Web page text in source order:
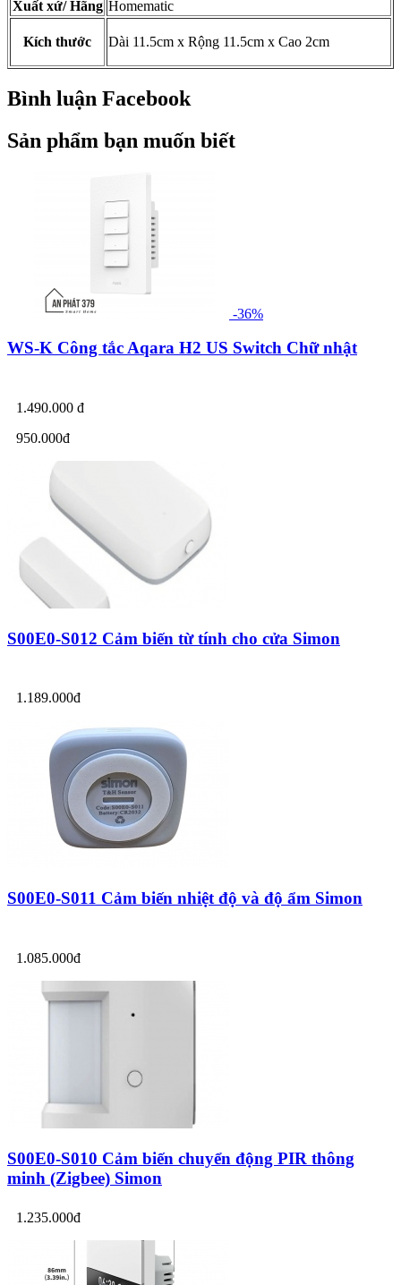
Xuất xứ/ Hãng Homematic
Kích thước Dài 11.5cm x Rộng 11.5cm x Cao 2cm
Bình luận Facebook
Sản phẩm bạn muốn biết
-36%
WS-K Công tắc Aqara H2 US Switch Chữ nhật
1.490.000 đ
950.000đ
S00E0-S012 Cảm biến từ tính cho cửa Simon
1.189.000đ
S00E0-S011 Cảm biến nhiệt độ và độ ẩm Simon
1.085.000đ
S00E0-S010 Cảm biến chuyển động PIR thông
minh (Zigbee) Simon
1.235.000đ